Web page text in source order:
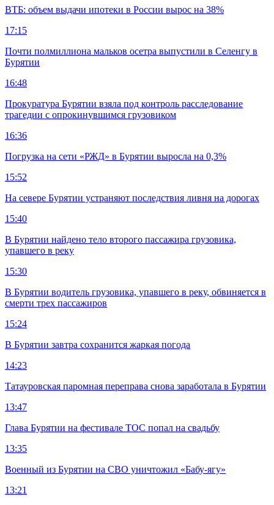
ВТБ: объем выдачи ипотеки в России вырос на 38%
17:15
Почти полмиллиона мальков осетра выпустили в Селенгу в
Бурятии
16:48
Прокуратура Бурятии взяла под контроль расследование
трагедии с опрокинувшимся грузовиком
16:36
Погрузка на сети «РЖД» в Бурятии выросла на 0,3%
15:52
На севере Бурятии устраняют последствия ливня на дорогах
15:40
В Бурятии найдено тело второго пассажира грузовика,
упавшего в реку
15:30
В Бурятии водитель грузовика, упавшего в реку, обвиняется в
смерти трех пассажиров
15:24
В Бурятии завтра сохранится жаркая погода
14:23
Татауровская паромная переправа снова заработала в Бурятии
13:47
Глава Бурятии на фестивале ТОС попал на свадьбу
13:35
Военный из Бурятии на СВО уничтожил «Бабу-ягу»
13:21